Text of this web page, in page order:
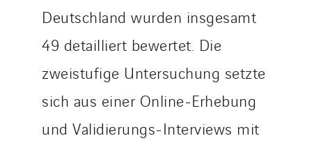
Deutschland wurden insgesamt
49 detailliert bewertet. Die
zweistufige Untersuchung setzte
sich aus einer Online-Erhebung
und Validierungs-Interviews mit